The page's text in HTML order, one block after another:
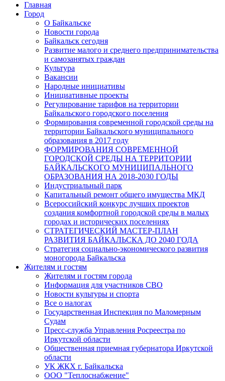
Главная
Город
О Байкальске
Новости города
Байкальск сегодня
Развитие малого и среднего предпринимательства
и самозанятых граждан
Культура
Вакансии
Народные инициативы
Инициативные проекты
Регулирование тарифов на территории
Байкальского городского поселения
Формирования современной городской среды на
территории Байкальского муниципального
образования в 2017 году
ФОРМИРОВАНИЯ СОВРЕМЕННОЙ
ГОРОДСКОЙ СРЕДЫ НА ТЕРРИТОРИИ
БАЙКАЛЬСКОГО МУНИЦИПАЛЬНОГО
ОБРАЗОВАНИЯ НА 2018-2030 ГОДЫ
Индустриальный парк
Капитальный ремонт общего имущества МКД
Всероссийский конкурс лучших проектов
создания комфортной городской среды в малых
городах и исторических поселениях
СТРАТЕГИЧЕСКИЙ МАСТЕР-ПЛАН
РАЗВИТИЯ БАЙКАЛЬСКА ДО 2040 ГОДА
Стратегия социально-экономического развития
моногорода Байкальска
Жителям и гостям
Жителям и гостям города
Информация для участников СВО
Новости культуры и спорта
Все о налогах
Государственная Инспекция по Маломерным
Судам
Пресс-служба Управления Росреестра по
Иркутской области
Общественная приемная губернатора Иркутской
области
УК ЖКХ г. Байкальска
ООО "Теплоснабжение"